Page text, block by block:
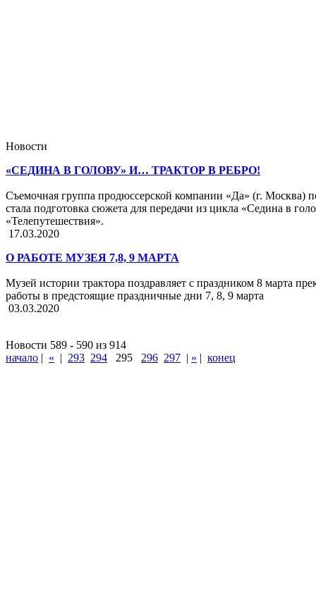
Новости
«СЕДИНА В ГОЛОВУ» И… ТРАКТОР В РЕБРО!
Съемочная группа продюссерской компании «Да» (г. Москва)
стала подготовка сюжета для передачи из цикла «Седина в
«Телепутешествия».
17.03.2020
О РАБОТЕ МУЗЕЯ 7,8, 9 МАРТА
Музей истории трактора поздравляет с праздником 8 марта
работы в предстоящие праздничные дни 7, 8, 9 марта
03.03.2020
Новости 589 - 590 из 914
начало | « | 293 294 295 296 297 | » | конец